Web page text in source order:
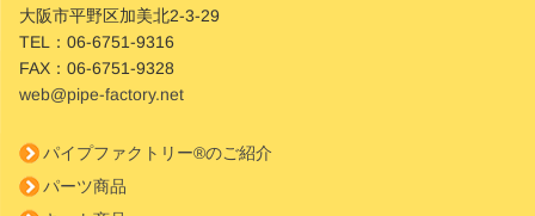
大阪市平野区加美北2-3-29
TEL：06-6751-9316
FAX：06-6751-9328
web@pipe-factory.net
パイプファクトリー®のご紹介
パーツ商品